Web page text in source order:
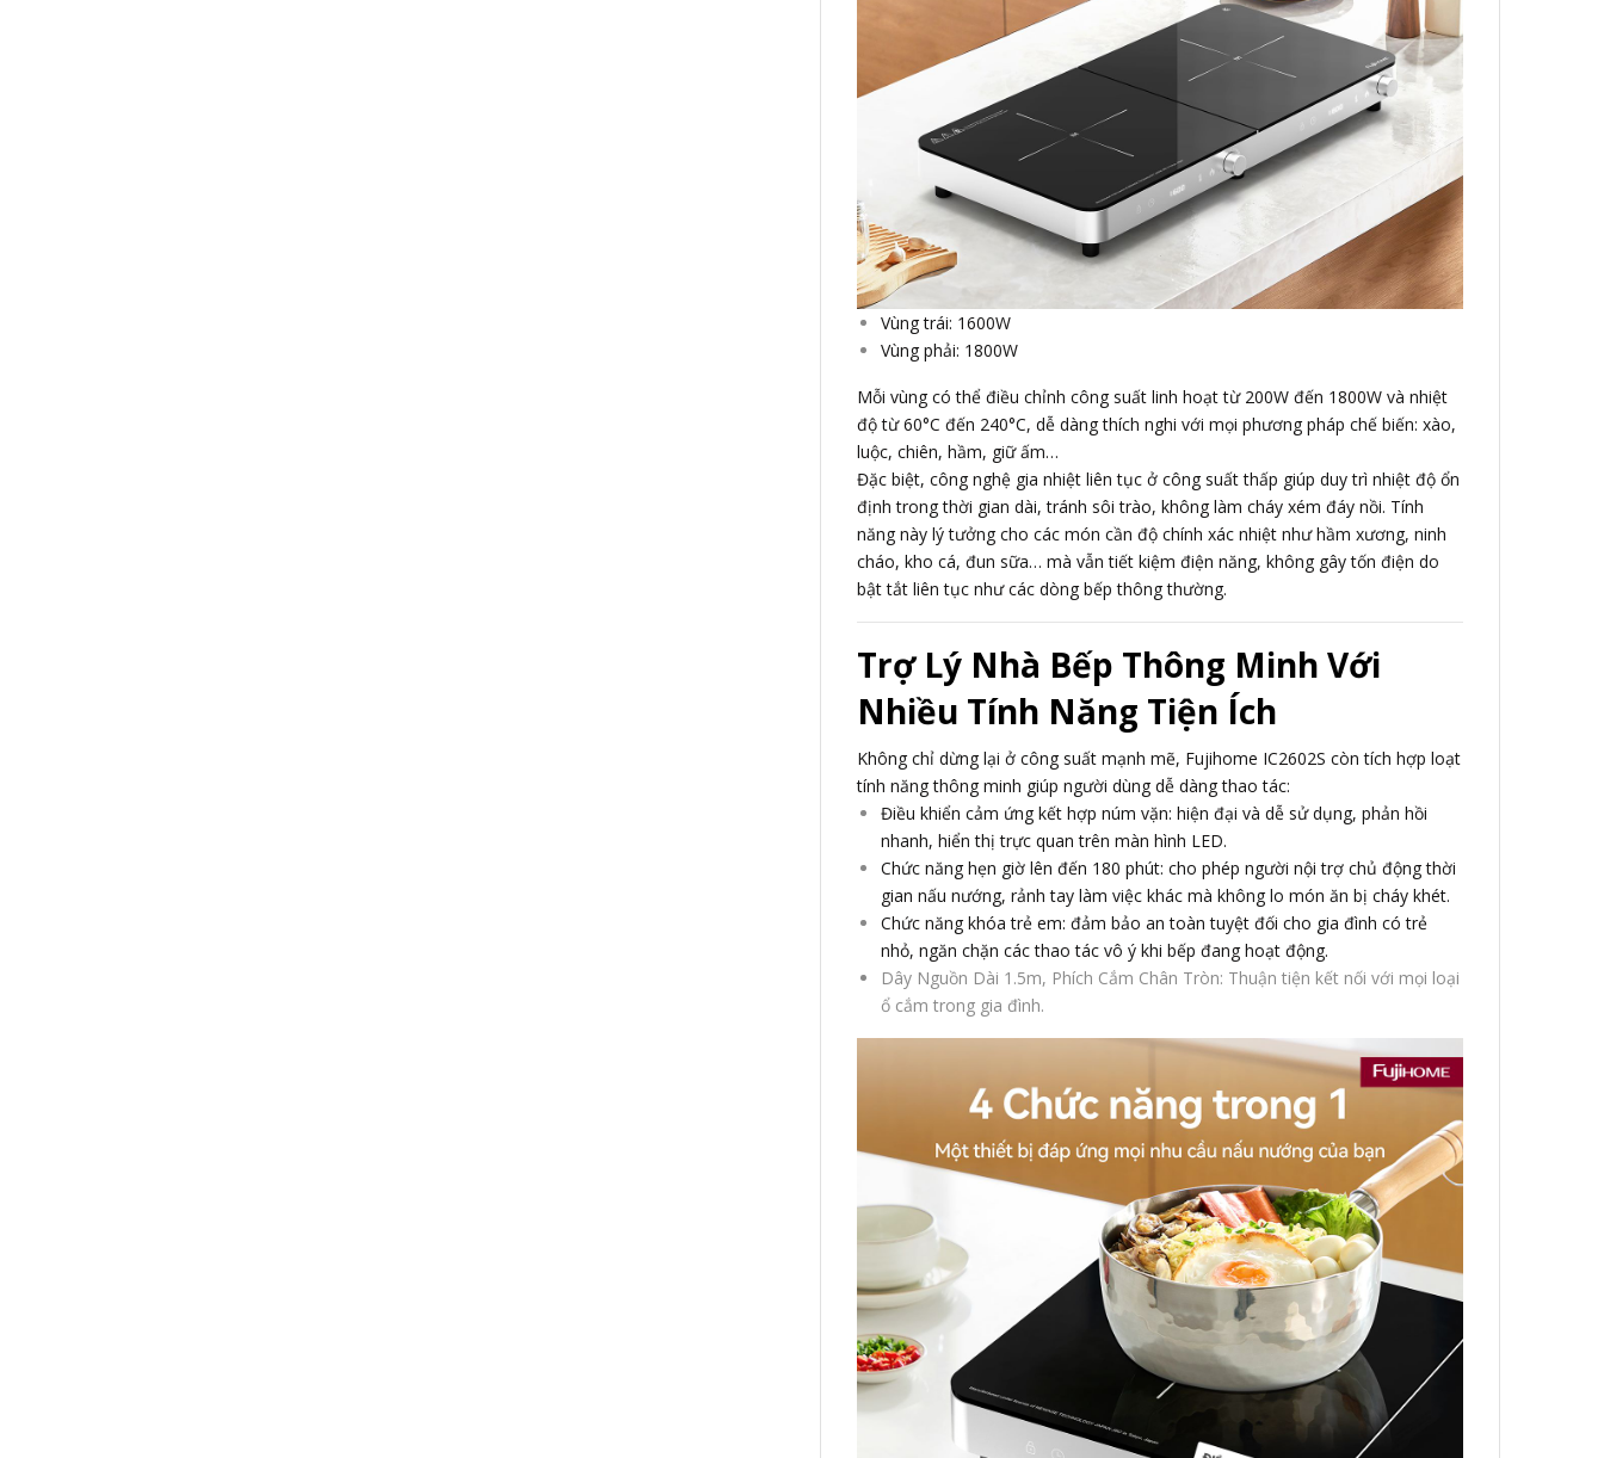
Vùng trái: 1600W
Vùng phải: 1800W
Mỗi vùng có thể điều chỉnh công suất linh hoạt từ 200W đến 1800W và nhiệt
độ từ 60°C đến 240°C, dễ dàng thích nghi với mọi phương pháp chế biến: xào,
luộc, chiên, hầm, giữ ấm…
Đặc biệt, công nghệ gia nhiệt liên tục ở công suất thấp giúp duy trì nhiệt độ ổn
định trong thời gian dài, tránh sôi trào, không làm cháy xém đáy nồi. Tính
năng này lý tưởng cho các món cần độ chính xác nhiệt như hầm xương, ninh
cháo, kho cá, đun sữa… mà vẫn tiết kiệm điện năng, không gây tốn điện do
bật tắt liên tục như các dòng bếp thông thường.
Trợ Lý Nhà Bếp Thông Minh Với
Nhiều Tính Năng Tiện Ích
Không chỉ dừng lại ở công suất mạnh mẽ, Fujihome IC2602S còn tích hợp loạt
tính năng thông minh giúp người dùng dễ dàng thao tác:
Điều khiển cảm ứng kết hợp núm vặn: hiện đại và dễ sử dụng, phản hồi
nhanh, hiển thị trực quan trên màn hình LED.
Chức năng hẹn giờ lên đến 180 phút: cho phép người nội trợ chủ động thời
gian nấu nướng, rảnh tay làm việc khác mà không lo món ăn bị cháy khét.
Chức năng khóa trẻ em: đảm bảo an toàn tuyệt đối cho gia đình có trẻ
nhỏ, ngăn chặn các thao tác vô ý khi bếp đang hoạt động.
Dây Nguồn Dài 1.5m, Phích Cắm Chân Tròn: Thuận tiện kết nối với mọi loại
ổ cắm trong gia đình.